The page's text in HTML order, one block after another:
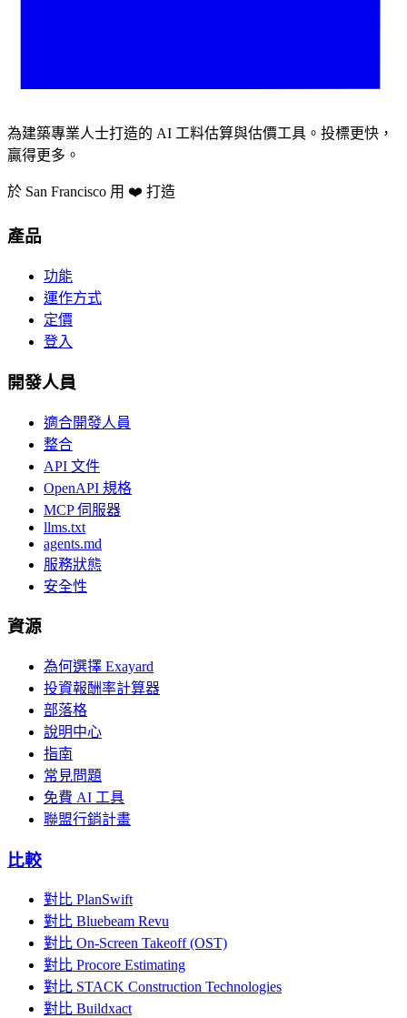
為建築專業人士打造的 AI 工料估算與估價工具。投標更快，
贏得更多。
於 San Francisco 用 ❤️ 打造
產品
功能
運作方式
定價
登入
開發人員
適合開發人員
整合
API 文件
OpenAPI 規格
MCP 伺服器
llms.txt
agents.md
服務狀態
安全性
資源
為何選擇 Exayard
投資報酬率計算器
部落格
說明中心
指南
常見問題
免費 AI 工具
聯盟行銷計畫
比較
對比 PlanSwift
對比 Bluebeam Revu
對比 On-Screen Takeoff (OST)
對比 Procore Estimating
對比 STACK Construction Technologies
對比 Buildxact